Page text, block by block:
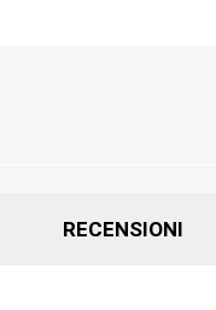
RECENSIONI